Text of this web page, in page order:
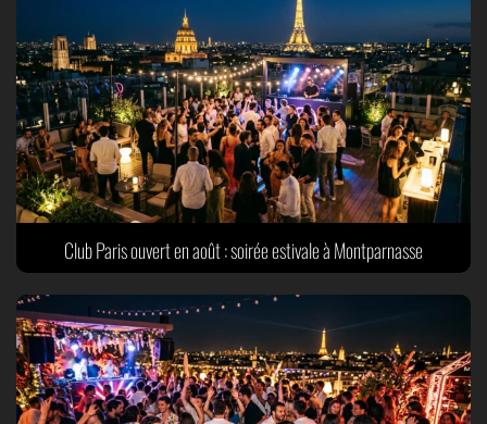
Club Paris ouvert en août : soirée estivale à Montparnasse